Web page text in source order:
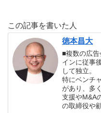
この記事を書いた人
徳本昌大
■複数の広
インに従事
して独立。
特にベンチ
があり、多
支援やM&A
の取締役や